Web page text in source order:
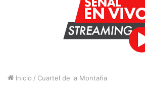
Inicio / Cuartel de la Montaña